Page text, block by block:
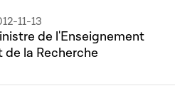
11-13
de l'Enseignement
de la Recherche